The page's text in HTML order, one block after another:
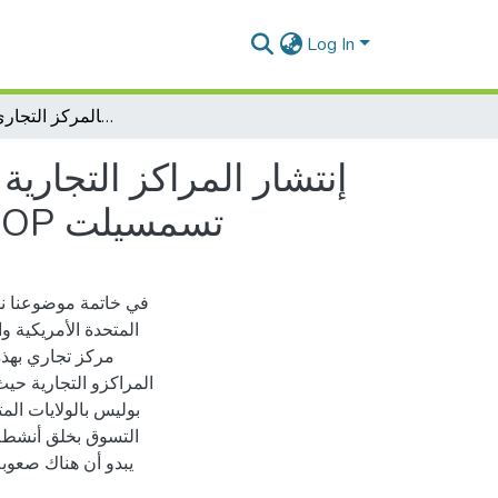
Log In
إنتشار المراكز التجارية الكبرى عبر المدن وأثرها على المجال الحضري والتنموي : دراسة ميدانية بالمركز التجاري فاميلي شوب FAMILY-SHOP تسمسيلت
إنتشار المراكز
دراسة ميدانية بالمركز التجاري فاميلي شوب FAMILY-SHOP تسمسيلت
في خاتمة موضوعنا
المتحدة الأمريكية
مركز تجاري
المراكزو التجارية
التسوق بخلق
يبدو أن هناك